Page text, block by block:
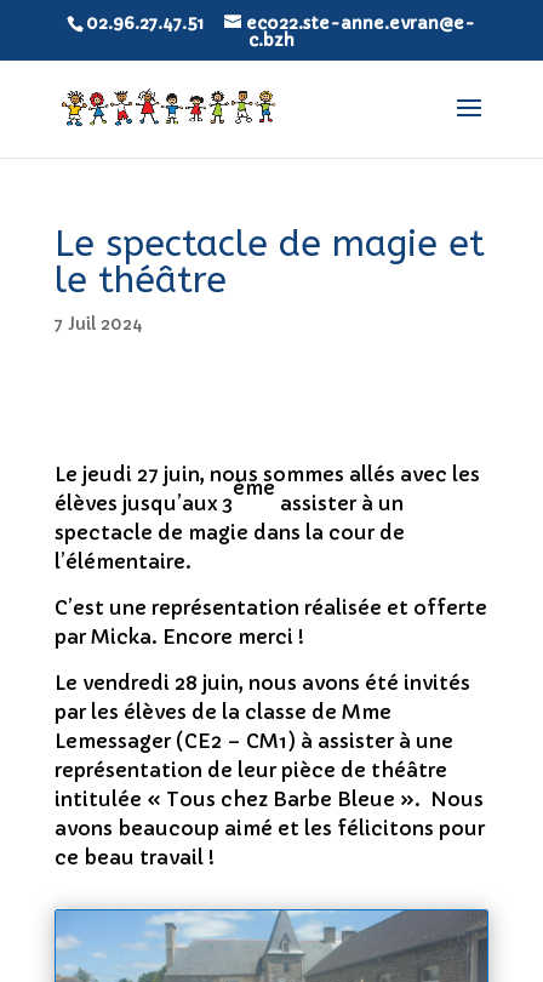
02.96.27.47.51 eco22.ste-anne.evran@e-
c.bzh
Le spectacle de magie et
le théâtre
7 Juil 2024
Le jeudi 27 juin, nous sommes allés avec les
élèves jusqu’aux 3
ème
assister à un
spectacle de magie dans la cour de
l’élémentaire.
C’est une représentation réalisée et offerte
par Micka. Encore merci !
Le vendredi 28 juin, nous avons été invités
par les élèves de la classe de Mme
Lemessager (CE2 – CM1) à assister à une
représentation de leur pièce de théâtre
intitulée « Tous chez Barbe Bleue ». Nous
avons beaucoup aimé et les félicitons pour
ce beau travail !